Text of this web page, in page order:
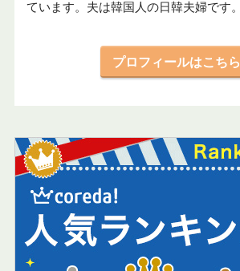
ています。夫は韓国人の日韓夫婦です。
プロフィールはこちら